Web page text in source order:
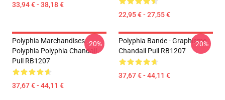
33,94 € - 38,18 €
22,95 € - 27,55 €
Polyphia Marchandises
Polyphia Polyphia Chandail
Pull RB1207
37,67 € - 44,11 €
-20%
Polyphia Bande - Graphisme
Chandail Pull RB1207
37,67 € - 44,11 €
-20%